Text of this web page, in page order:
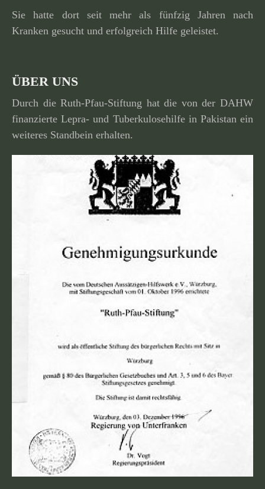
Sie hatte dort seit mehr als fünfzig Jahren nach
Kranken gesucht und erfolg­reich Hilfe geleistet.
ÜBER UNS
Durch die Ruth-Pfau-Stiftung hat die von der DAHW
finan­zierte Lepra- und Tuberkulosehilfe in Pakistan ein
weiteres Standbein erhalten.